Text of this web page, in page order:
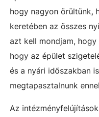
hogy nagyon örültünk,
keretében az összes
azt kell mondjam,
hogy az épület
és a nyári időszakban
megtapasztalnunk
Az